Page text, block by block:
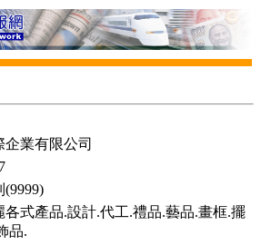
企業有限公司
(9999)
各式產品.設計.代工.禮品.藝品.畫框.擺
品.